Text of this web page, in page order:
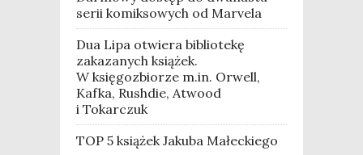
serii komiksowych od Marvela
Dua Lipa otwiera bibliotekę
zakazanych książek.
W księgozbiorze m.in. Orwell,
Kafka, Rushdie, Atwood
i Tokarczuk
TOP 5 książek Jakuba Małeckiego